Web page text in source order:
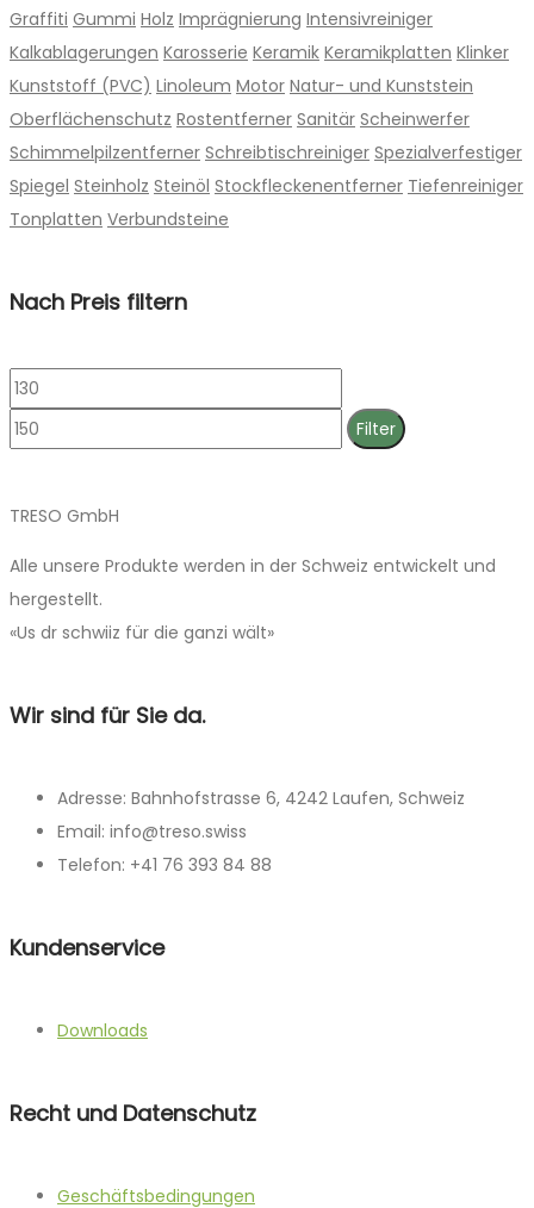
Graffiti Gummi Holz Imprägnierung Intensivreiniger
Kalkablagerungen Karosserie Keramik Keramikplatten Klinker
Kunststoff (PVC) Linoleum Motor Natur- und Kunststein
Oberflächenschutz Rostentferner Sanitär Scheinwerfer
Schimmelpilzentferner Schreibtischreiniger Spezialverfestiger
Spiegel Steinholz Steinöl Stockfleckenentferner Tiefenreiniger
Tonplatten Verbundsteine
Nach Preis filtern
Min.
Preis
Preis
Filter
TRESO GmbH
Alle unsere Produkte werden in der Schweiz entwickelt und
hergestellt.
«Us dr schwiiz für die ganzi wält»
Wir sind für Sie da.
Adresse: Bahnhofstrasse 6, 4242 Laufen, Schweiz
Email: info@treso.swiss
Telefon: +41 76 393 84 88
Kundenservice
Downloads
Recht und Datenschutz
Geschäftsbedingungen